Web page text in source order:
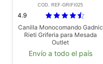
COD. REF-GRIFI025
4.9
Canilla Monocomando Gadnic
Rieti Griferia para Mesada
Outlet
Envío a todo el país